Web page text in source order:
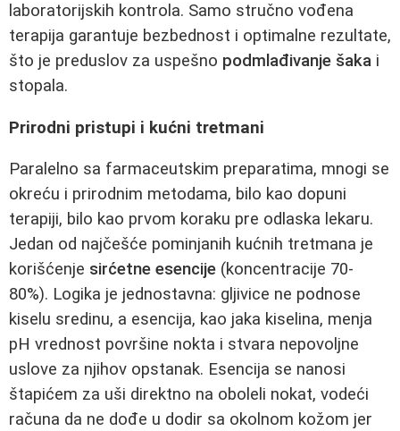
laboratorijskih kontrola. Samo stručno vođena
terapija garantuje bezbednost i optimalne rezultate,
što je preduslov za uspešno podmlađivanje šaka i
stopala.
Prirodni pristupi i kućni tretmani
Paralelno sa farmaceutskim preparatima, mnogi se
okreću i prirodnim metodama, bilo kao dopuni
terapiji, bilo kao prvom koraku pre odlaska lekaru.
Jedan od najčešće pominjanih kućnih tretmana je
korišćenje sirćetne esencije (koncentracije 70-
80%). Logika je jednostavna: gljivice ne podnose
kiselu sredinu, a esencija, kao jaka kiselina, menja
pH vrednost površine nokta i stvara nepovoljne
uslove za njihov opstanak. Esencija se nanosi
štapićem za uši direktno na oboleli nokat, vodeći
računa da ne dođe u dodir sa okolnom kožom jer